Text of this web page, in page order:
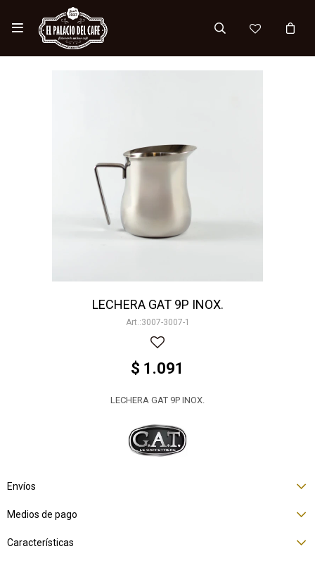

LECHERA GAT 9P INOX.
3007-3007-1
$ 1.091
LECHERA GAT 9P INOX.
Envíos
Medios de pago
Características